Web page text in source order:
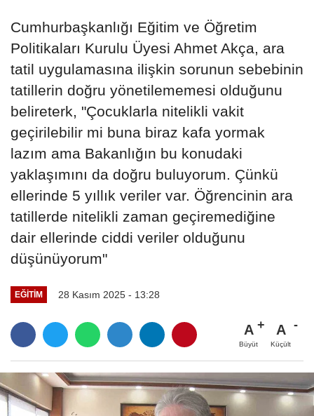
Cumhurbaşkanlığı Eğitim ve Öğretim
Politikaları Kurulu Üyesi Ahmet Akça, ara
tatil uygulamasına ilişkin sorunun sebebinin
tatillerin doğru yönetilememesi olduğunu
belireterk, "Çocuklarla nitelikli vakit
geçirilebilir mi buna biraz kafa yormak
lazım ama Bakanlığın bu konudaki
yaklaşımını da doğru buluyorum. Çünkü
ellerinde 5 yıllık veriler var. Öğrencinin ara
tatillerde nitelikli zaman geçiremediğine
dair ellerinde ciddi veriler olduğunu
düşünüyorum"
EĞITIM 28 Kasım 2025 - 13:28
A
Büyüt
A
Küçült